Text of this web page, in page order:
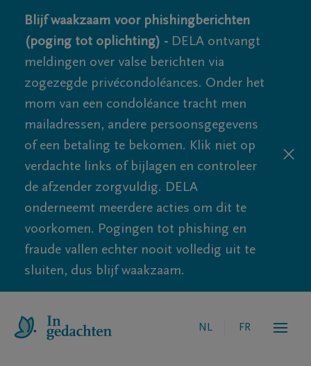
Blijf waakzaam voor phishingberichten
(poging tot oplichting) - DELA ontvangt
meldingen over valse berichten via
zogezegde privécondoléances. Onder het
mom van een condoléance tracht men
mailadressen, andere persoonsgegevens
of een betaling te bekomen. Klik niet op
verdachte links of bijlagen en controleer
de afzender zorgvuldig. DELA
onderneemt meerdere acties om dit te
voorkomen. Pogingen tot phishing en
fraude vallen echter nooit volledig uit te
sluiten, dus blijf waakzaam.
NL FR